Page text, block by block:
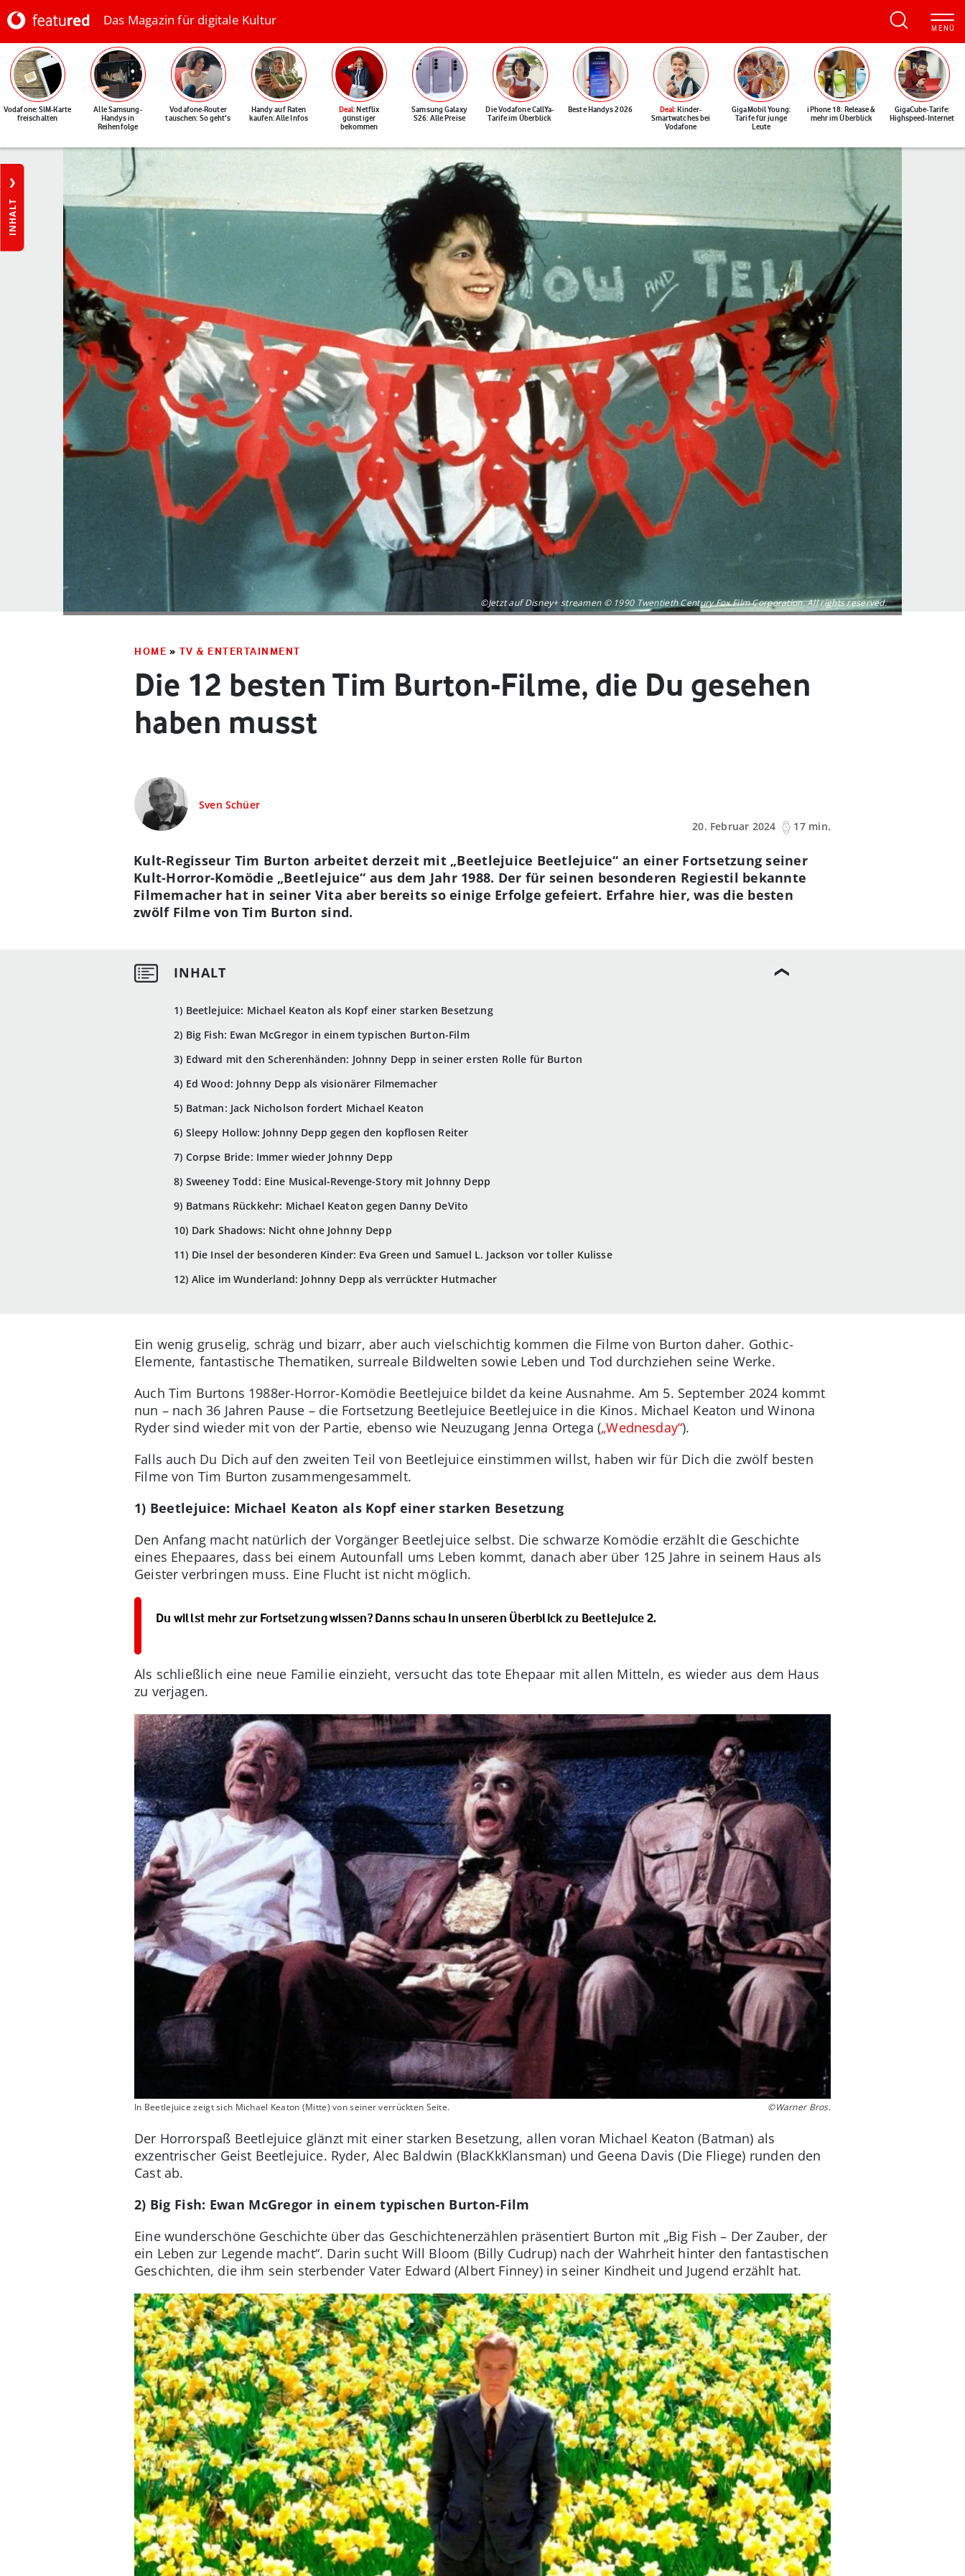
Das Magazin für digitale Kultur
Vodafone: SIM-Karte
freischalten
Alle Samsung-
Handys in
Reihenfolge
Vodafone-Router
tauschen: So geht's
Handy auf Raten
kaufen: Alle Infos
Deal: Netflix
günstiger
bekommen
Samsung Galaxy
S26: Alle Preise
Die Vodafone CallYa-
Tarife im Überblick
Beste Handys 2026 Deal: Kinder-
Smartwatches bei
Vodafone
GigaMobil Young:
Tarife für junge
Leute
iPhone 18: Release &
mehr im Überblick
GigaCube-Tarife:
Highspeed-Internet
INHALT
©Jetzt auf Disney+ streamen © 1990 Twentieth Century Fox Film Corporation. All rights reserved.
HOME » TV & ENTERTAINMENT
Die 12 besten Tim Burton-Filme, die Du gesehen
haben musst
Sven Schüer
20. Februar 2024
17 min.
1) Beetlejuice: Michael Keaton als Kopf einer starken Besetzung
2) Big Fish: Ewan McGregor in einem typischen Burton-Film
3) Edward mit den Scherenhänden: Johnny Depp in seiner ersten Rolle für Burton
4) Ed Wood: Johnny Depp als visionärer Filmemacher
5) Batman: Jack Nicholson fordert Michael Keaton
6) Sleepy Hollow: Johnny Depp gegen den kopflosen Reiter
7) Corpse Bride: Immer wieder Johnny Depp
8) Sweeney Todd: Eine Musical-Revenge-Story mit Johnny Depp
9) Batmans Rückkehr: Michael Keaton gegen Danny DeVito
10) Dark Shadows: Nicht ohne Johnny Depp
11) Die Insel der besonderen Kinder: Eva Green und Samuel L. Jackson vor toller Kulisse
12) Alice im Wunderland: Johnny Depp als verrückter Hutmacher
Kult-Regisseur Tim Burton arbeitet derzeit mit „Beetlejuice Beetlejuice“ an einer Fortsetzung seiner
Kult-Horror-Komödie „Beetlejuice“ aus dem Jahr 1988. Der für seinen besonderen Regiestil bekannte
Filmemacher hat in seiner Vita aber bereits so einige Erfolge gefeiert. Erfahre hier, was die besten
zwölf Filme von Tim Burton sind.
Ein wenig gruselig, schräg und bizarr, aber auch vielschichtig kommen die Filme von Burton daher. Gothic-
Elemente, fantastische Thematiken, surreale Bildwelten sowie Leben und Tod durchziehen seine Werke.
Auch Tim Burtons 1988er-Horror-Komödie Beetlejuice bildet da keine Ausnahme. Am 5. September 2024 kommt
nun – nach 36 Jahren Pause – die Fortsetzung Beetlejuice Beetlejuice in die Kinos. Michael Keaton und Winona
Ryder sind wieder mit von der Partie, ebenso wie Neuzugang Jenna Ortega („Wednesday“).
Falls auch Du Dich auf den zweiten Teil von Beetlejuice einstimmen willst, haben wir für Dich die zwölf besten
Filme von Tim Burton zusammengesammelt.
1) Beetlejuice: Michael Keaton als Kopf einer starken Besetzung
Den Anfang macht natürlich der Vorgänger Beetlejuice selbst. Die schwarze Komödie erzählt die Geschichte
eines Ehepaares, dass bei einem Autounfall ums Leben kommt, danach aber über 125 Jahre in seinem Haus als
Geister verbringen muss. Eine Flucht ist nicht möglich.
Du willst mehr zur Fortsetzung wissen? Danns schau in unseren Überblick zu Beetlejuice 2.
Als schließlich eine neue Familie einzieht, versucht das tote Ehepaar mit allen Mitteln, es wieder aus dem Haus
zu verjagen.
In Beetlejuice zeigt sich Michael Keaton (Mitte) von seiner verrückten Seite. ©Warner Bros.
Der Horrorspaß Beetlejuice glänzt mit einer starken Besetzung, allen voran Michael Keaton (Batman) als
exzentrischer Geist Beetlejuice. Ryder, Alec Baldwin (BlacKkKlansman) und Geena Davis (Die Fliege) runden den
Cast ab.
2) Big Fish: Ewan McGregor in einem typischen Burton-Film
Eine wunderschöne Geschichte über das Geschichtenerzählen präsentiert Burton mit „Big Fish – Der Zauber, der
ein Leben zur Legende macht“. Darin sucht Will Bloom (Billy Cudrup) nach der Wahrheit hinter den fantastischen
Geschichten, die ihm sein sterbender Vater Edward (Albert Finney) in seiner Kindheit und Jugend erzählt hat.